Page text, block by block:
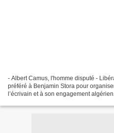
- Albert Camus, l'homme disputé -
préféré à Benjamin Stora pour
l’écrivain et à son engagement